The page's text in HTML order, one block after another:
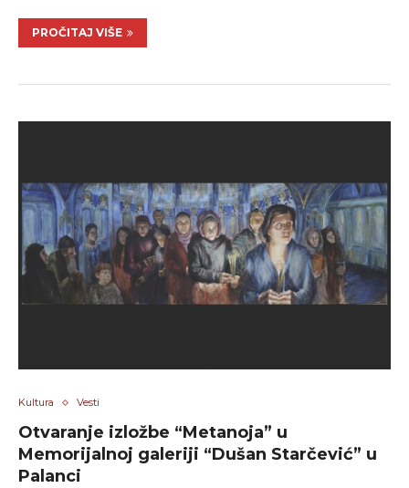
PROČITAJ VIŠE
Kultura Vesti
Otvaranje izložbe “Metanoja” u
Memorijalnoj galeriji “Dušan Starčević” u
Palanci